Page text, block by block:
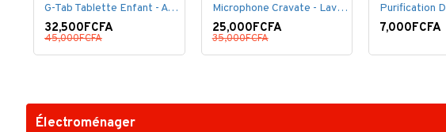
G-Tab Tablette Enfant - A707 - Ecran 7" - RAM 1 Go - ROM 8 Go - 0.3 Mégapixels + pochette offerte
32,500FCFA
45,000FCFA
Microphone Cravate - Lavalier pour smartphone, enregistrement vidéo YouTube Live Stream K60 For Type
25,000FCFA
35,000FCFA
7,000FCFA
Électroménager